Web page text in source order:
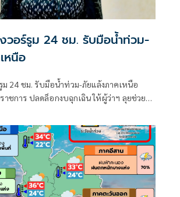
วอร์รูม 24 ชม. รับมือน้ำท่วม-
หนือ
ม 24 ชม. รับมือน้ำท่วม-ภัยแล้งภาคเหนือ
ชการ ปลดล็อกงบฉุกเฉิน ให้ผู้ว่าฯ ลุยช่วย